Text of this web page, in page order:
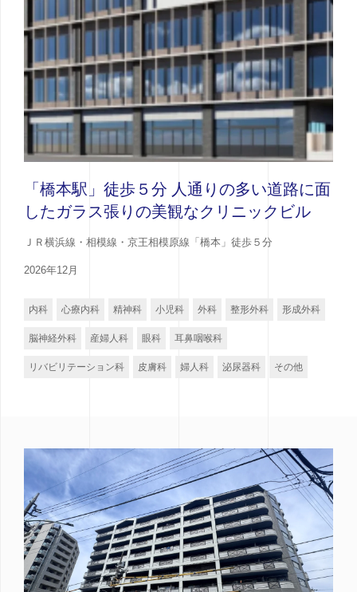
「橋本駅」徒歩５分 人通りの多い道路に面
したガラス張りの美観なクリニックビル
ＪＲ横浜線・相模線・京王相模原線「橋本」徒歩５分
2026年12月
内科 心療内科 精神科 小児科 外科 整形外科 形成外科
脳神経外科 産婦人科 眼科 耳鼻咽喉科
リバビリテーション科 皮膚科 婦人科 泌尿器科 その他